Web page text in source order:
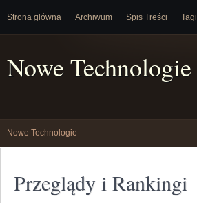
Strona główna Archiwum Spis Treści Tagi
Nowe Technologie
Nowe Technologie
Przeglądy i Rankingi